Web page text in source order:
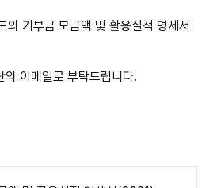
기부금 모금액 및 활용실적 명세서
의 이메일로 부탁드립니다.